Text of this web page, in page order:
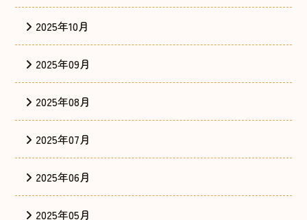
2025年10月
2025年09月
2025年08月
2025年07月
2025年06月
2025年05月